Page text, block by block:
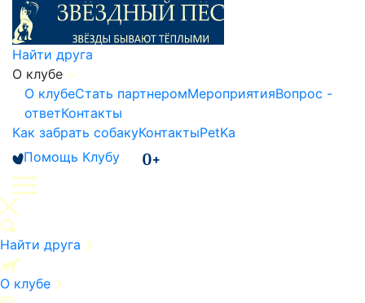
Найти друга
О клубе
О клубеСтать партнеромМероприятияВопрос -
ответКонтакты
Как забрать собакуКонтактыPetKa
Помощь Клубу
Найти друга
О клубе